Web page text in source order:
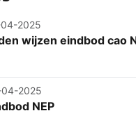
2025
wijzen eindbod cao
2025
NEP